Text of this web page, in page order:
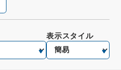
表示スタイル